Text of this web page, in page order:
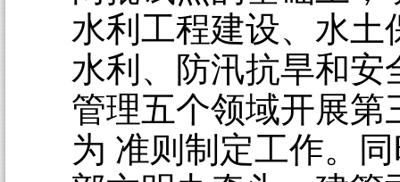
水利工程建设、水土
水利、防汛抗旱和安
管理五个领域开展第
为 准则制定工作。